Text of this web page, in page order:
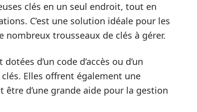
clés en un seul endroit, tout en
C’est une solution idéale pour les
trousseaux de clés à gérer.
d’un code d’accès ou d’un
Elles offrent également une
d’une grande aide pour la gestion